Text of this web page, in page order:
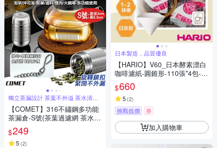
獨立茶漏設計 茶葉不外溢 茶水清澈
無渣
【COMET】316不鏽鋼多功能
茶漏倉-S號(茶葉過濾網 茶水分
離 濾網茶葉 過濾茶漏 濾茶器/C
L-001S)
$249
5 (2)
日本製造，品質優良
【HARIO】V60_日本酵素漂白
咖啡濾紙-圓錐形-110張*4包-1~
2杯用-日本製(VCF-01-110W*
4)
$660
5 (2)
挑戰低價 券
加入購物車